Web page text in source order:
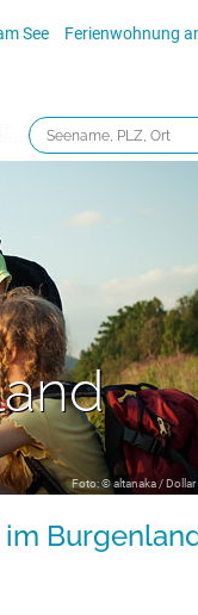
See Ferienwohnung
Foto: © altanaka /